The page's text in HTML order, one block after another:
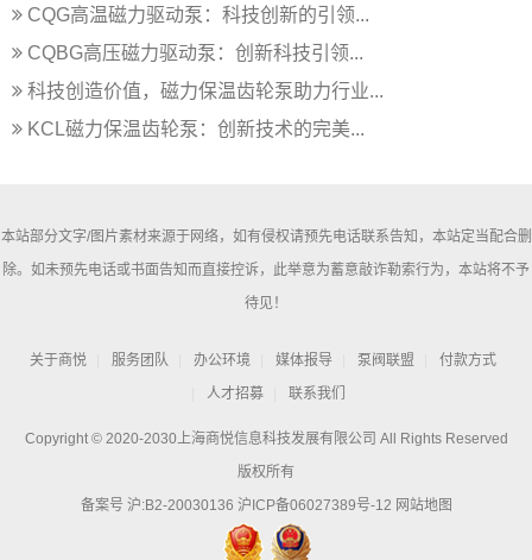
CQG高温磁力驱动泵：科技创新的引领...
CQBG高压磁力驱动泵：创新科技引领...
科技创造价值，磁力保温齿轮泵助力行业...
KCL磁力保温齿轮泵：创新技术的完美...
本站部分文字/图片素材来源于网络，如有侵权请预先电话联系告知，本站定当配合删
除。如未预先电话或书面告知而直接控诉，此举意为蓄意敲诈勒索行为，本站将不予
待见！
关于商悦 服务团队 办公环境 媒体报导 泵阀联盟
付款方式
人才招募
联系我们
Copyright © 2020-2030上海商悦信息科技发展有限公司 All Rights Reserved
版权所有
备案号 沪:B2-20030136 沪ICP备06027389号-12 网站地图